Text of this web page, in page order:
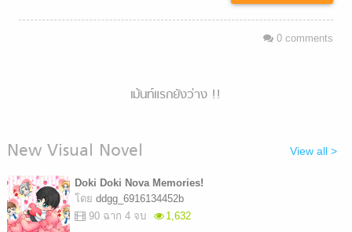
0comments
เม้นท์แรกยังว่าง !!
New Visual Novel View all >
Doki Doki Nova Memories!
โดย ddgg_6916134452b
90 ฉาก 4 จบ
1,632